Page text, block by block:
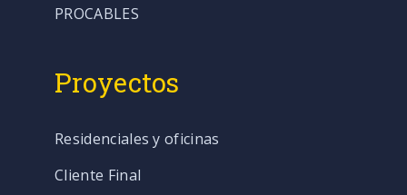
PROCABLES
Proyectos
Residenciales y oficinas
Cliente Final